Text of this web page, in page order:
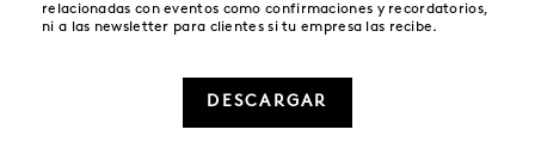
relacionadas con eventos como confirmaciones y recordatorios,
ni a las newsletter para clientes si tu empresa las recibe.
DESCARGAR